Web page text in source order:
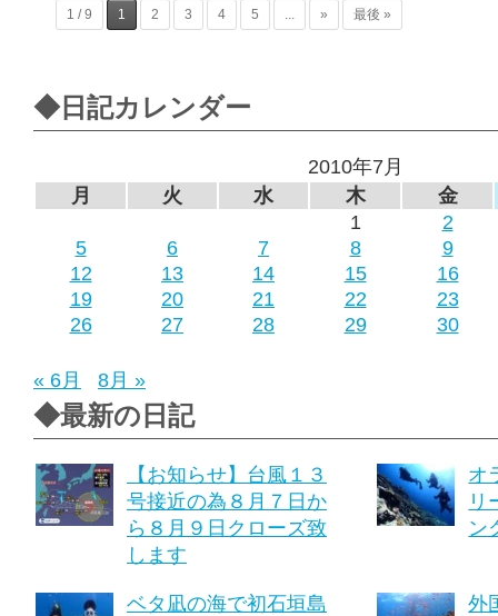
1 / 9 1 2 3 4 5 ... » 最後 »
◆日記カレンダー
2010年7月
月
火 水 木
金
1
2
5
6 7 8
9
12
13 14 15
16
19
20 21 22
23
26
27 28 29 30
« 6月 8月 »
◆最新の日記
【お知らせ】台風１３
号接近の為８月７日か
ら８月９日クローズ致
します
オ
リ
ン
ベタ凪の海で初石垣島
外